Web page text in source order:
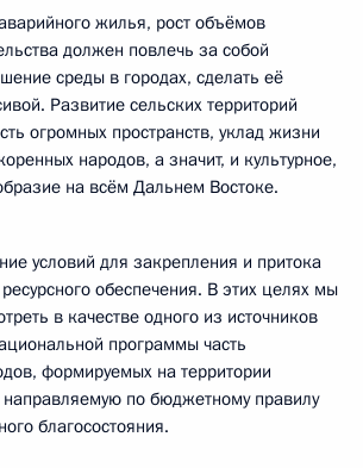
жилья, рост объёмов
должен повлечь за собой
среды в городах, сделать её
Развитие сельских территорий
огромных пространств, уклад жизни
народов, а значит, и культурное,
на всём Дальнем Востоке.
условий для закрепления и притока
обеспечения. В этих целях мы
в качестве одного из источников
программы часть
формируемых на территории
по бюджетному правилу
благосостояния.